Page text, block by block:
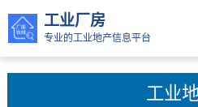
工业厂房
专业的工业地产信息平台
工业